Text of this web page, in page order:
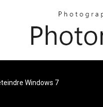
Windows 7